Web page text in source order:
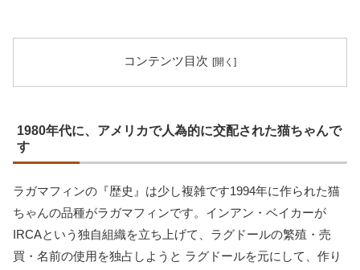
コンテンツ目次
1980年代に、アメリカで人為的に交配された猫ちゃんで
す
ラガマフィンの『歴史』は少し複雑です1994年に作られた猫
ちゃんの品種がラガマフィンです。インアン・ベイカーが
IRCAという独自組織を立ち上げて、ラグドールの繁殖・売
買・名前の使用を独占しようと ラグドールを元にして、作り